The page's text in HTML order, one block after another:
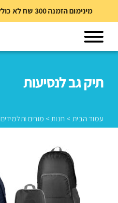
מינימום הזמנה 300 שח לא כולל משלוח ומיתוג
תיק גב לנסיעות
עמוד הבית > חנות> מורים ותלמידים
חנות>מורים ותלמידים